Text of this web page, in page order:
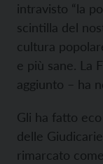
intravisto “la
scintilla del
cultura
e più sane. La
aggiunto – ha
Gli ha fatto
delle
rimarcato